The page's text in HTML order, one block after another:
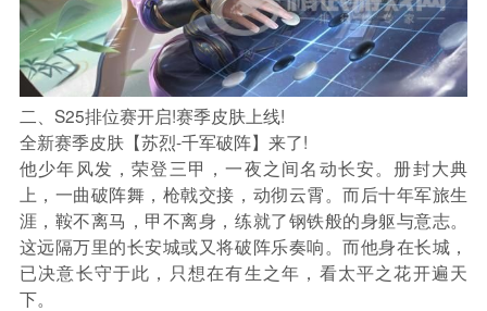
二、S25排位赛开启!赛季皮肤上线!
全新赛季皮肤【苏烈-千军破阵】来了!
他少年风发，荣登三甲，一夜之间名动长安。册封大典
上，一曲破阵舞，枪戟交接，动彻云霄。而后十年军旅生
涯，鞍不离马，甲不离身，练就了钢铁般的身躯与意志。
这远隔万里的长安城或又将破阵乐奏响。而他身在长城，
已决意长守于此，只想在有生之年，看太平之花开遍天
下。